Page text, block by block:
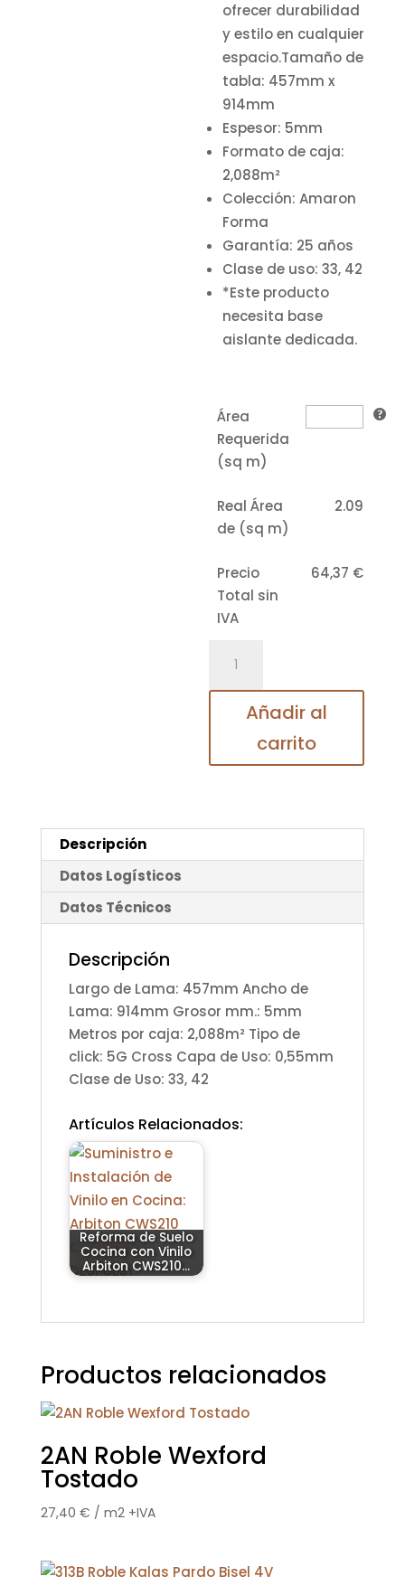
ofrecer durabilidad
y estilo en cualquier
espacio.Tamaño de
tabla: 457mm x
914mm
Espesor: 5mm
Formato de caja:
2,088m²
Colección: Amaron
Forma
Garantía: 25 años
Clase de uso: 33, 42
*Este producto
necesita base
aislante dedicada.
Área
Requerida
(sq m)
Real Área
de (sq m)
2.09
Precio
Total sin
IVA
64,37 €
AMARON
FORMA
AVEIRO
CAF253
Añadir al
carrito
Descripción
Datos Logísticos
Datos Técnicos
Descripción
Largo de Lama: 457mm Ancho de
Lama: 914mm Grosor mm.: 5mm
Metros por caja: 2,088m² Tipo de
click: 5G Cross Capa de Uso: 0,55mm
Clase de Uso: 33, 42
Artículos Relacionados:
Reforma de Suelo
Cocina con Vinilo
Arbiton CWS210…
Productos relacionados
2AN Roble Wexford
Tostado
27,40 € / m2 +IVA